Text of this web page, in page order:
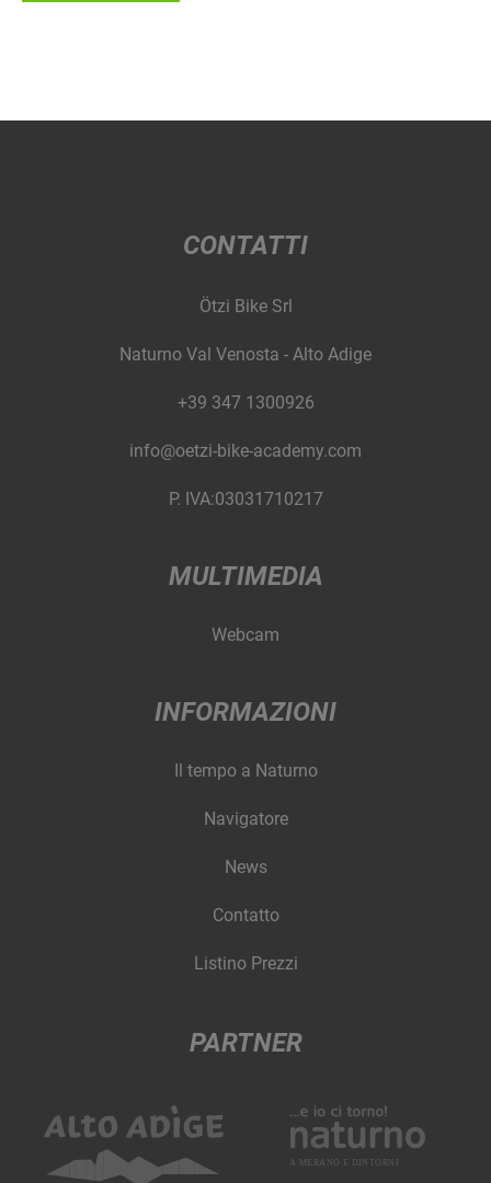
CONTATTI
Ötzi Bike Srl
Naturno Val Venosta - Alto Adige
+39 347 1300926
info@oetzi-bike-academy.com
P. IVA:03031710217
MULTIMEDIA
Webcam
INFORMAZIONI
Il tempo a Naturno
Navigatore
News
Contatto
Listino Prezzi
PARTNER